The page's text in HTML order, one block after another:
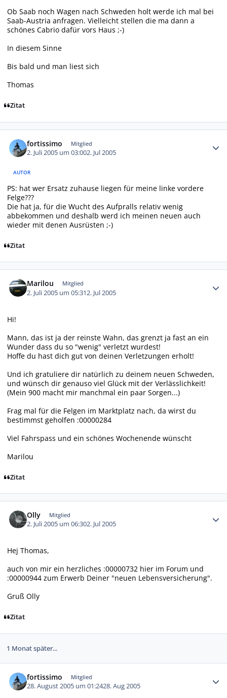
Ob Saab noch Wagen nach Schweden holt werde ich mal bei
Saab-Austria anfragen. Vielleicht stellen die ma dann a
schönes Cabrio dafür vors Haus ;-)
In diesem Sinne
Bis bald und man liest sich
Thomas
Zitat
fortissimo Mitglied
2. Juli 2005 um 03:002. Jul 2005
AUTOR
PS: hat wer Ersatz zuhause liegen für meine linke vordere
Felge???
Die hat ja, für die Wucht des Aufpralls relativ wenig
abbekommen und deshalb werd ich meinen neuen auch
wieder mit denen Ausrüsten ;-)
Zitat
Marilou Mitglied
2. Juli 2005 um 05:312. Jul 2005
Hi!
Mann, das ist ja der reinste Wahn, das grenzt ja fast an ein
Wunder dass du so "wenig" verletzt wurdest!
Hoffe du hast dich gut von deinen Verletzungen erholt!
Und ich gratuliere dir natürlich zu deinem neuen Schweden,
und wünsch dir genauso viel Glück mit der Verlässlichkeit!
(Mein 900 macht mir manchmal ein paar Sorgen...)
Frag mal für die Felgen im Marktplatz nach, da wirst du
bestimmst geholfen :00000284
Viel Fahrspass und ein schönes Wochenende wünscht
Marilou
Zitat
Olly Mitglied
2. Juli 2005 um 06:302. Jul 2005
Hej Thomas,
auch von mir ein herzliches :00000732 hier im Forum und
:00000944 zum Erwerb Deiner "neuen Lebensversicherung".
Gruß Olly
Zitat
1 Monat später...
fortissimo Mitglied
28. August 2005 um 01:2428. Aug 2005